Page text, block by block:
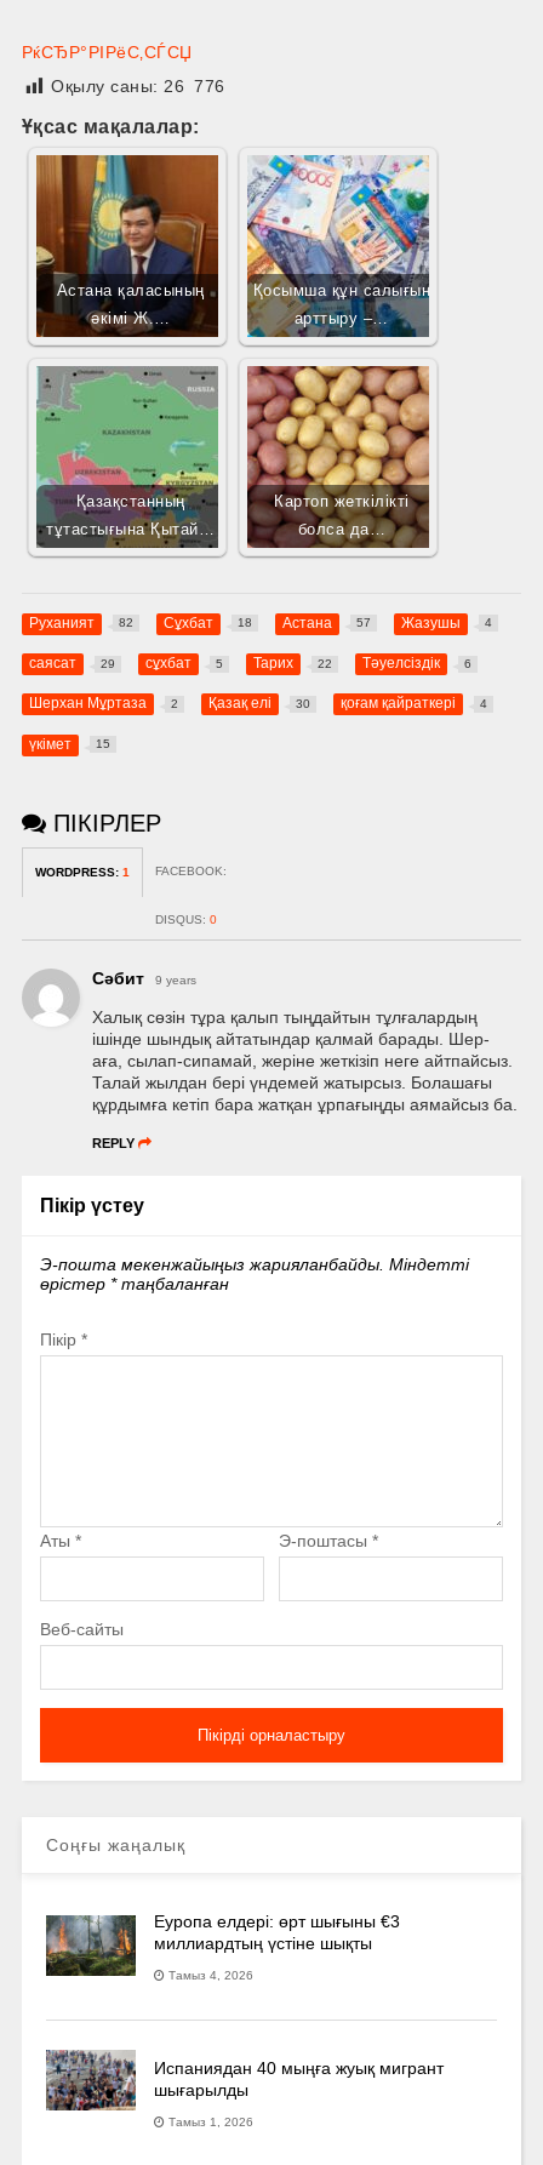
РќСЂР°РІРёС‚СЃСЏ
Оқылу саны:26 776
Ұқсас мақалалар:
Астана қаласының
әкімі Ж.…
Қосымша құн салығын
арттыру –…
Қазақстанның
тұтастығына Қытай…
Картоп жеткілікті
болса да…
Руханият 82 Сұхбат 18 Астана 57 Жазушы 4
саясат 29 сұхбат 5 Тарих 22 Тәуелсіздік 6
Шерхан Мұртаза 2 Қазақ елі 30 қоғам қайраткері 4
үкімет 15
ПІКІРЛЕР
WORDPRESS: 1 FACEBOOK:
DISQUS: 0
Сəбит 9 years
Халық сөзін тұра қалып тыңдайтын тұлғалардың
ішінде шындық айтатындар қалмай барады. Шер-
аға, сылап-сипамай, жеріне жеткізіп неге айтпайсыз.
Талай жылдан бері үндемей жатырсыз. Болашағы
құрдымға кетіп бара жатқан ұрпағыңды аямайсыз ба.
REPLY
Пікір үстеу
Э-пошта мекенжайыңыз жарияланбайды. Міндетті
өрістер *таңбаланған
Пікір *
Аты * Э-поштасы *
Веб-сайты
Соңғы жаңалық
Еуропа елдері: өрт шығыны €3
миллиардтың үстіне шықты
Тамыз 4, 2026
Испаниядан 40 мыңға жуық мигрант
шығарылды
Тамыз 1, 2026